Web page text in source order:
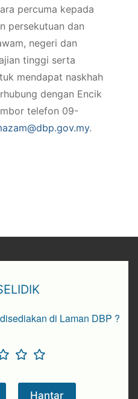
percuma kepada
persekutuan dan
negeri dan
tinggi serta
mendapat naskhah
dengan Encik
telefon 09-
.
di Laman DBP ?